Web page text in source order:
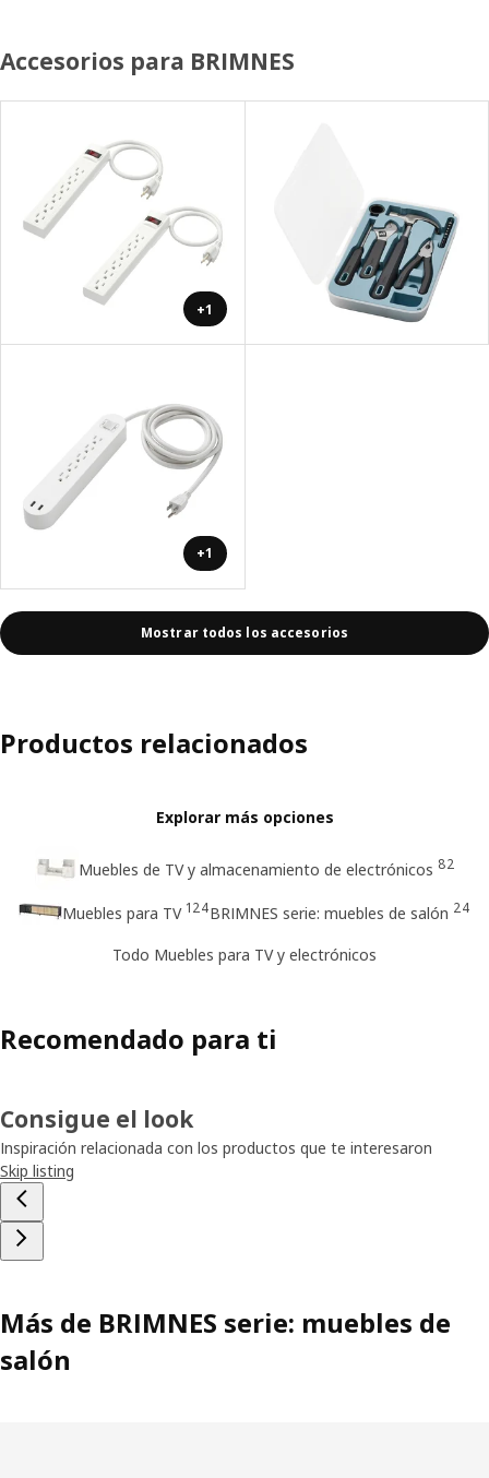
Accesorios para BRIMNES
+1
+1
Mostrar todos los accesorios
Productos relacionados
Explorar más opciones
Muebles de TV y almacenamiento de electrónicos 82
Muebles para TV 124BRIMNES serie: muebles de salón 24
Todo Muebles para TV y electrónicos
Recomendado para ti
Consigue el look
Inspiración relacionada con los productos que te interesaron
Skip listing
Más de BRIMNES serie: muebles de
salón